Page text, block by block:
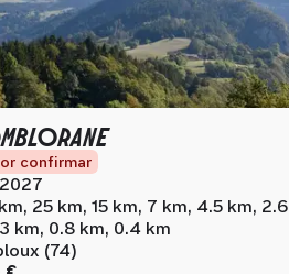
confirmar
25 km, 15 km, 7 km, 4.5 km, 2.6
km, 0.8 km, 0.4 km
(74)